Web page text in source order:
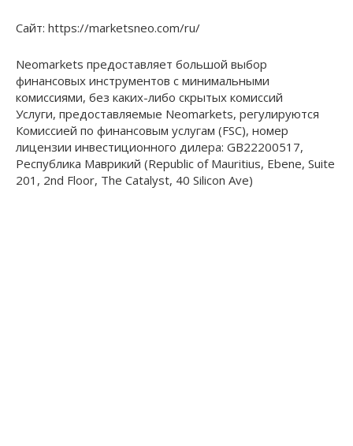
Сайт: https://marketsneo.com/ru/
Neomarkets предоставляет большой выбор
финансовых инструментов с минимальными
комиссиями, без каких-либо скрытых комиссий
Услуги, предоставляемые Neomarkets, регулируются
Комиссией по финансовым услугам (FSC), номер
лицензии инвестиционного дилера: GB22200517,
Республика Маврикий (Republic of Mauritius, Ebene, Suite
201, 2nd Floor, The Catalyst, 40 Silicon Ave)